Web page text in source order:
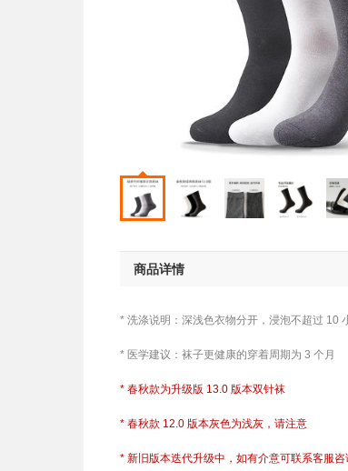
商品详情
* 洗涤说明：深浅色衣物分开，浸泡不超过 10
* 医学建议：袜子更健康的穿着周期为 3 个月
* 春秋款为升级版 13.0 版本双针袜
* 春秋款 12.0 版本灰色为浅灰，请注意
* 新旧版本迭代升级中，如有介意可联系客服咨